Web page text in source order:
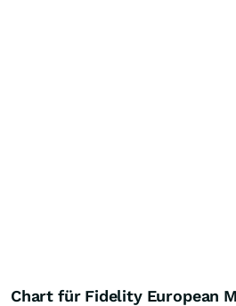
Chart für Fidelity European